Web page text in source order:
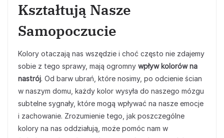
Kształtują Nasze
Samopoczucie
Kolory otaczają nas wszędzie i choć często nie zdajemy
sobie z tego sprawy, mają ogromny wpływ kolorów na
nastrój. Od barw ubrań, które nosimy, po odcienie ścian
w naszym domu, każdy kolor wysyła do naszego mózgu
subtelne sygnały, które mogą wpływać na nasze emocje
i zachowanie. Zrozumienie tego, jak poszczególne
kolory na nas oddziałują, może pomóc nam w